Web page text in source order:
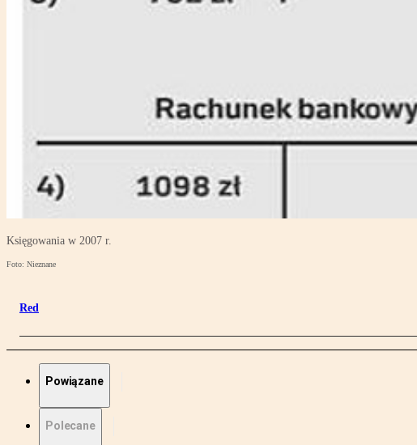
Księgowania w 2007 r.
Foto: Nieznane
Red
Powiązane
Polecane